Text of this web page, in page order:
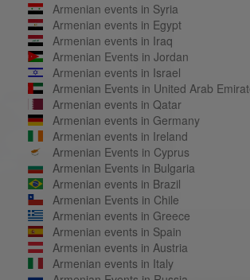
Armenian events in Syria
Armenian events in Egypt
Armenian events in Iraq
Armenian Events in Jordan
Armenian events in Israel
Armenian Events in United Arab
Armenian events in Qatar
Armenian events in Germany
Armenian events in Ireland
Armenian Events in Cyprus
Armenian Events in Bulgaria
Armenian events in Brazil
Armenian Events in Chile
Armenian events in Greece
Armenian events in Spain
Armenian events in Austria
Armenian events in Italy